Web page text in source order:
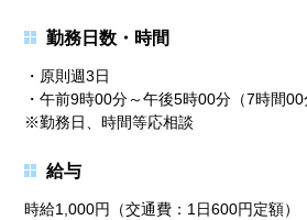
勤務日数・時間
・原則週3日
・午前9時00分～午後5時00分（7時間00
※勤務日、時間等応相談
給与
時給1,000円（交通費：1日600円定額）